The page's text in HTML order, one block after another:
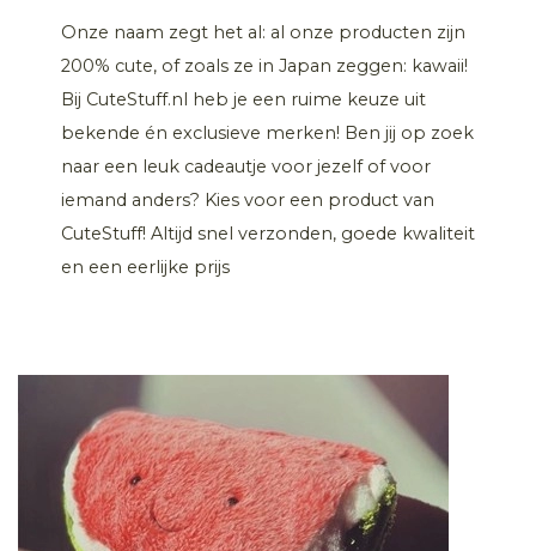
Onze naam zegt het al: al onze producten zijn
200% cute, of zoals ze in Japan zeggen: kawaii!
Bij CuteStuff.nl heb je een ruime keuze uit
bekende én exclusieve merken! Ben jij op zoek
naar een leuk cadeautje voor jezelf of voor
iemand anders? Kies voor een product van
CuteStuff! Altijd snel verzonden, goede kwaliteit
en een eerlijke prijs